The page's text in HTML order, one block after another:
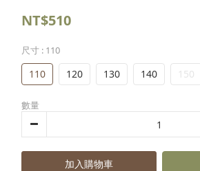
NT$510
尺寸 : 110
110 120 130 140 150
數量
加入購物車